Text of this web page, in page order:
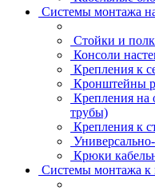
Системы монтажа
Стойки и
Консоли
Крепления к
Кронштейны
Крепления на
трубы)
Крепления к
Крюки
Системы монтажа к